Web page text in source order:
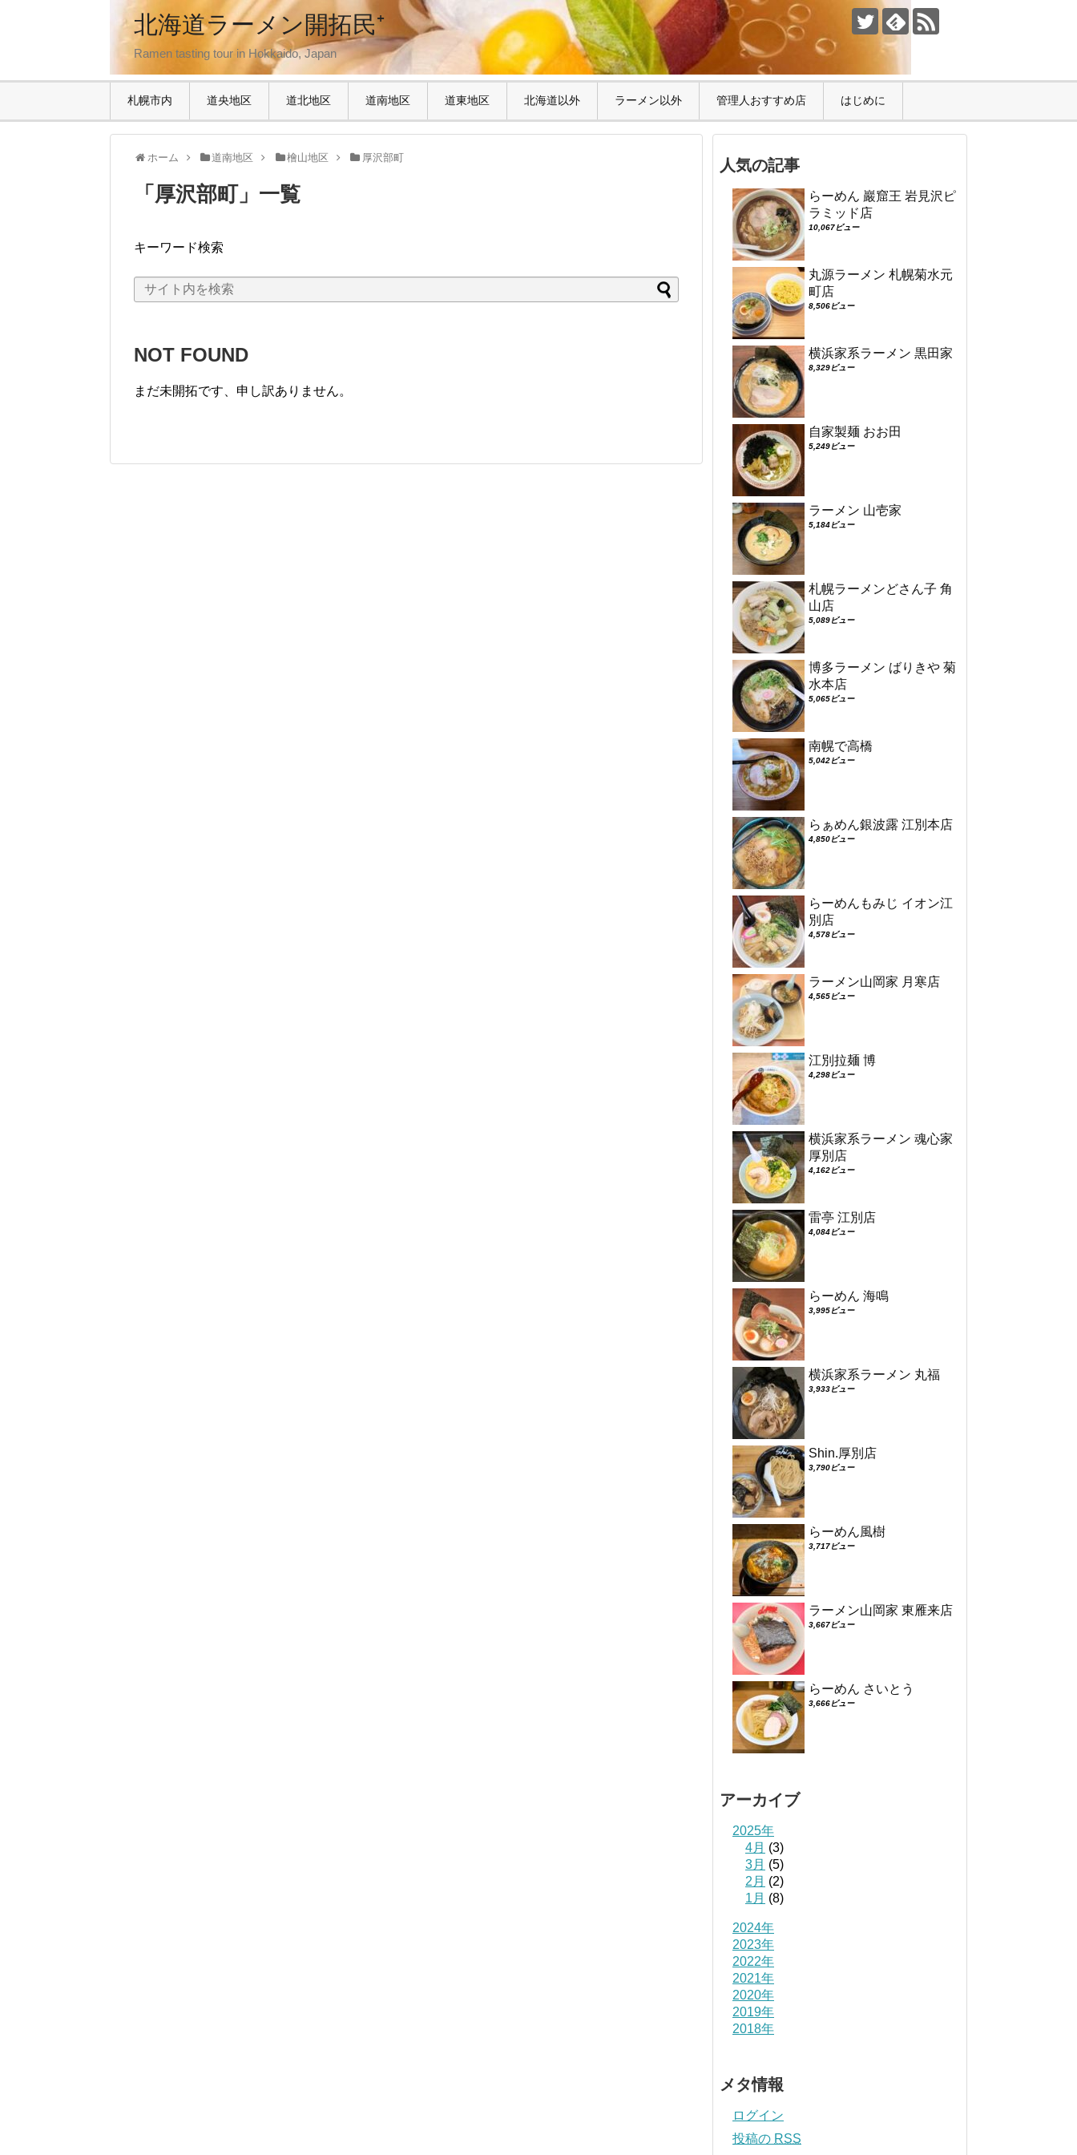
北海道ラーメン開拓民⁺
Ramen tasting tour in Hokkaido, Japan
札幌市内 道央地区 道北地区 道南地区 道東地区 北海道以外 ラーメン以外 管理人おすすめ店 はじめに
ホーム 道南地区 檜山地区 厚沢部町
「 厚沢部町」 一覧
キーワード検索
NOT FOUND
まだ未開拓です、申し訳ありません。
人気の記事
らーめん 巖窟王 岩見沢ピ
ラミッド店
10,067ビュー
丸源ラーメン 札幌菊水元
町店
8,506ビュー
横浜家系ラーメン 黒田家
8,329ビュー
自家製麺 おお田
5,249ビュー
ラーメン 山壱家
5,184ビュー
札幌ラーメンどさん子 角
山店
5,089ビュー
博多ラーメン ばりきや 菊
水本店
5,065ビュー
南幌で高橋
5,042ビュー
らぁめん銀波露 江別本店
4,850ビュー
らーめんもみじ イオン江
別店
4,578ビュー
ラーメン山岡家 月寒店
4,565ビュー
江別拉麺 博
4,298ビュー
横浜家系ラーメン 魂心家
厚別店
4,162ビュー
雷亭 江別店
4,084ビュー
らーめん 海鳴
3,995ビュー
横浜家系ラーメン 丸福
3,933ビュー
Shin.厚別店
3,790ビュー
らーめん風樹
3,717ビュー
ラーメン山岡家 東雁来店
3,667ビュー
らーめん さいとう
3,666ビュー
アーカイブ
2025年
4月 (3)
3月 (5)
2月 (2)
1月 (8)
2024年
2023年
2022年
2021年
2020年
2019年
2018年
メタ情報
ログイン
投稿の RSS